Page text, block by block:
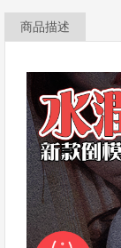
商品描述